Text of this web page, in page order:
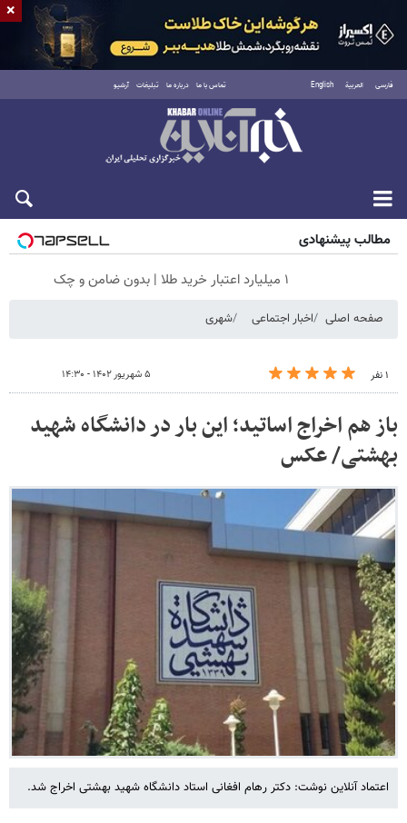
فارسی العربية English تماس با ما درباره ما تبلیغات آرشیو
جمعه ۱۶ مرداد ۱۴۰۵
مطالب پیشنهادی
۱ میلیارد اعتبار خرید طلا | بدون ضامن و چک
صفحه اصلی اخبار اجتماعی شهری
۱ نفر ۵ شهریور ۱۴۰۲ - ۱۴:۳۰
باز هم اخراج اساتید؛ این بار در دانشگاه شهید
بهشتی/ عکس
اعتماد آنلاین نوشت: دکتر رهام افغانی استاد دانشگاه شهید بهشتی اخراج شد.
×